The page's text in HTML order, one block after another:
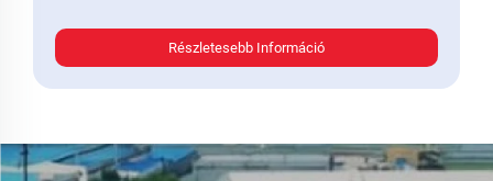
Részletesebb Információ